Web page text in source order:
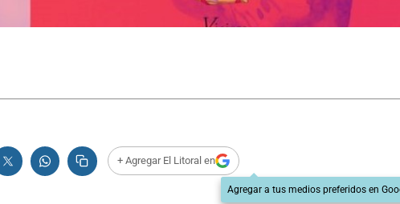
+ Agregar El Litoral en
Agregar a tus medios preferidos en